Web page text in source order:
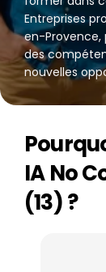
Entreprises
en-
des
nouvelles
IA No
(13) ?